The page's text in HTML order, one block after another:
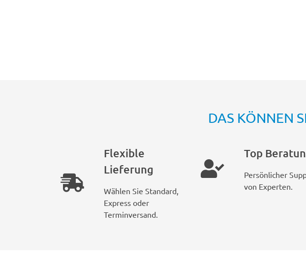
DAS KÖNNEN
Flexible
Lieferung
Wählen Sie Standard,
Express oder
Terminversand.
Top
Persönlicher
von Experten.